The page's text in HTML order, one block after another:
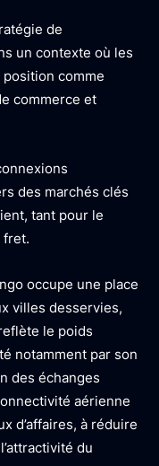
de
un contexte où les
comme
commerce et
des marchés clés
tant pour le
fret.
occupe une place
villes desservies,
le poids
notamment par son
des échanges
aérienne
d’affaires, à réduire
du